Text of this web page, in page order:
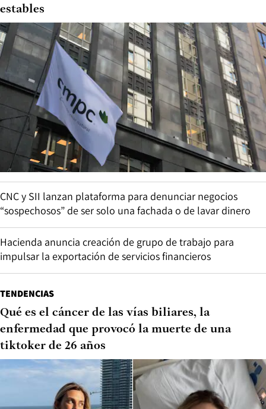
estables
CNC y SII lanzan plataforma para denunciar negocios
“sospechosos” de ser solo una fachada o de lavar dinero
Hacienda anuncia creación de grupo de trabajo para
impulsar la exportación de servicios financieros
TENDENCIAS
Qué es el cáncer de las vías biliares, la
enfermedad que provocó la muerte de una
tiktoker de 26 años